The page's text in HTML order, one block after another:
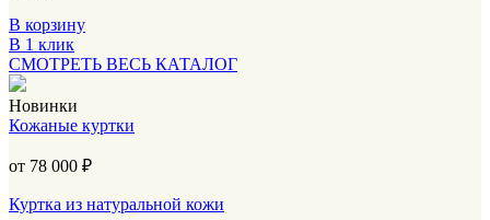
В корзину
В 1 клик
СМОТРЕТЬ ВЕСЬ КАТАЛОГ
Новинки
Кожаные куртки
от 78 000 ₽
Куртка из натуральной кожи